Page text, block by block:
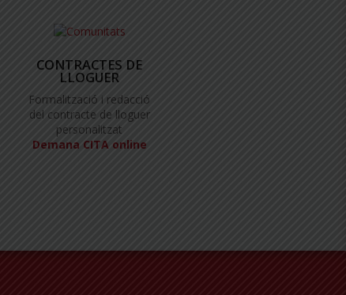
CONTRACTES DE
LLOGUER
Formalització i redacció
del contracte de lloguer
personalitzat
Demana CITA online